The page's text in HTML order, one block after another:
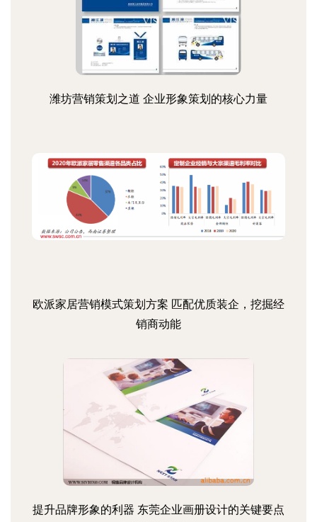
潍坊营销策划之道 企业形象策划的核心力量
欧派家居营销模式策划方案 匹配优质装企，挖掘经
销商动能
提升品牌形象的利器 东莞企业画册设计的关键要点